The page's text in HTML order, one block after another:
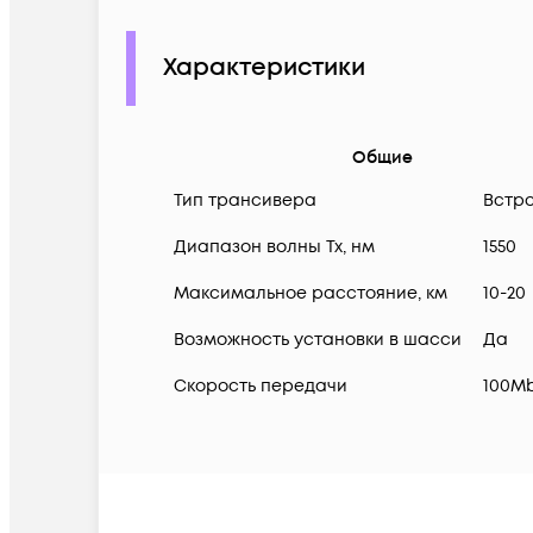
Характеристики
Общие
Тип трансивера
Диапазон волны Тх, нм 1550
Максимальное расстояние, км 10-20
Возможность установки в шасси Да
Скорость передачи